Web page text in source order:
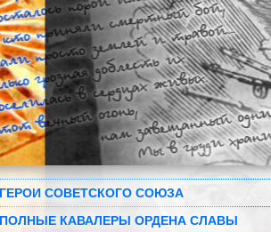
ГЕРОИ СОВЕТСКОГО СОЮЗА
ПОЛНЫЕ КАВАЛЕРЫ ОРДЕНА СЛАВЫ